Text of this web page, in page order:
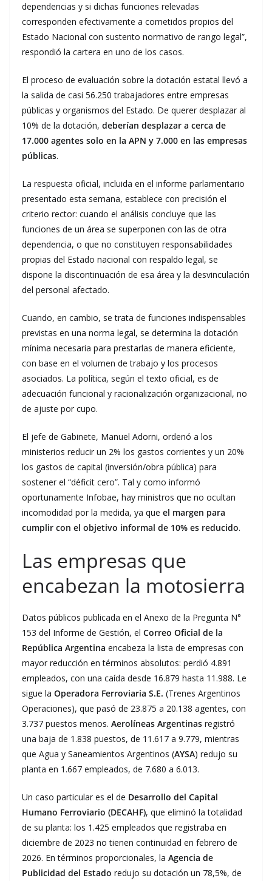
dependencias y si dichas funciones relevadas
corresponden efectivamente a cometidos propios del
Estado Nacional con sustento normativo de rango legal”,
respondió la cartera en uno de los casos.
El proceso de evaluación sobre la dotación estatal llevó a
la salida de casi 56.250 trabajadores entre empresas
públicas y organismos del Estado. De querer desplazar al
10% de la dotación, deberían desplazar a cerca de
17.000 agentes solo en la APN y 7.000 en las empresas
públicas.
La respuesta oficial, incluida en el informe parlamentario
presentado esta semana, establece con precisión el
criterio rector: cuando el análisis concluye que las
funciones de un área se superponen con las de otra
dependencia, o que no constituyen responsabilidades
propias del Estado nacional con respaldo legal, se
dispone la discontinuación de esa área y la desvinculación
del personal afectado.
Cuando, en cambio, se trata de funciones indispensables
previstas en una norma legal, se determina la dotación
mínima necesaria para prestarlas de manera eficiente,
con base en el volumen de trabajo y los procesos
asociados. La política, según el texto oficial, es de
adecuación funcional y racionalización organizacional, no
de ajuste por cupo.
El jefe de Gabinete, Manuel Adorni, ordenó a los
ministerios reducir un 2% los gastos corrientes y un 20%
los gastos de capital (inversión/obra pública) para
sostener el “déficit cero”. Tal y como informó
oportunamente Infobae, hay ministros que no ocultan
incomodidad por la medida, ya que el margen para
cumplir con el objetivo informal de 10% es reducido.
Las empresas que
encabezan la motosierra
Datos públicos publicada en el Anexo de la Pregunta N°
153 del Informe de Gestión, el Correo Oficial de la
República Argentina encabeza la lista de empresas con
mayor reducción en términos absolutos: perdió 4.891
empleados, con una caída desde 16.879 hasta 11.988. Le
sigue la Operadora Ferroviaria S.E. (Trenes Argentinos
Operaciones), que pasó de 23.875 a 20.138 agentes, con
3.737 puestos menos. Aerolíneas Argentinas registró
una baja de 1.838 puestos, de 11.617 a 9.779, mientras
que Agua y Saneamientos Argentinos (AYSA) redujo su
planta en 1.667 empleados, de 7.680 a 6.013.
Un caso particular es el de Desarrollo del Capital
Humano Ferroviario (DECAHF), que eliminó la totalidad
de su planta: los 1.425 empleados que registraba en
diciembre de 2023 no tienen continuidad en febrero de
2026. En términos proporcionales, la Agencia de
Publicidad del Estado redujo su dotación un 78,5%, de